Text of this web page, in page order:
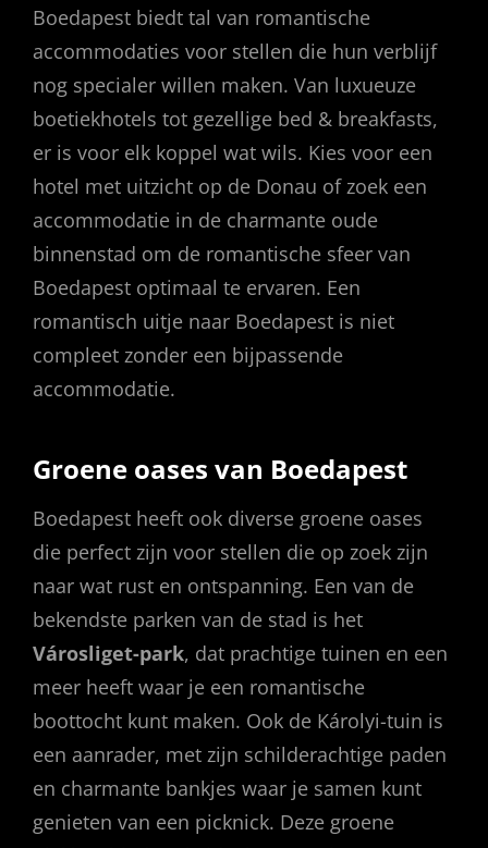
Boedapest biedt tal van romantische
accommodaties voor stellen die hun verblijf
nog specialer willen maken. Van luxueuze
boetiekhotels tot gezellige bed & breakfasts,
er is voor elk koppel wat wils. Kies voor een
hotel met uitzicht op de Donau of zoek een
accommodatie in de charmante oude
binnenstad om de romantische sfeer van
Boedapest optimaal te ervaren. Een
romantisch uitje naar Boedapest is niet
compleet zonder een bijpassende
accommodatie.
Groene oases van Boedapest
Boedapest heeft ook diverse groene oases
die perfect zijn voor stellen die op zoek zijn
naar wat rust en ontspanning. Een van de
bekendste parken van de stad is het
Városliget-park, dat prachtige tuinen en een
meer heeft waar je een romantische
boottocht kunt maken. Ook de Károlyi-tuin is
een aanrader, met zijn schilderachtige paden
en charmante bankjes waar je samen kunt
genieten van een picknick. Deze groene